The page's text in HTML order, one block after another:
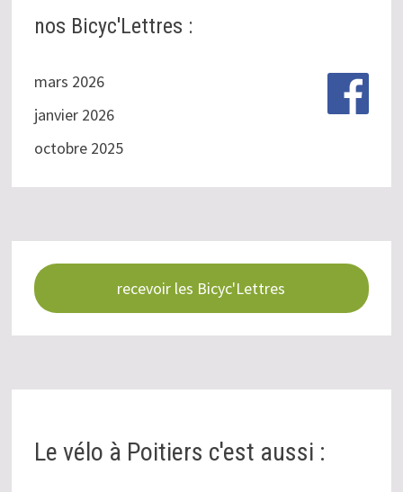
nos Bicyc'Lettres :
mars 2026
janvier 2026
octobre 2025
recevoir les Bicyc'Lettres
Le vélo à Poitiers c'est aussi :